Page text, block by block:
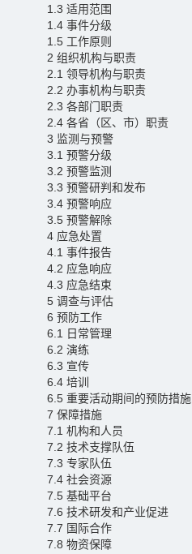
1.3 适用范围
1.4 事件分级
1.5 工作原则
2 组织机构与职责
2.1 领导机构与职责
2.2 办事机构与职责
2.3 各部门职责
2.4 各省（区、市）职责
3 监测与预警
3.1 预警分级
3.2 预警监测
3.3 预警研判和发布
3.4 预警响应
3.5 预警解除
4 应急处置
4.1 事件报告
4.2 应急响应
4.3 应急结束
5 调查与评估
6 预防工作
6.1 日常管理
6.2 演练
6.3 宣传
6.4 培训
6.5 重要活动期间的预防措施
7 保障措施
7.1 机构和人员
7.2 技术支撑队伍
7.3 专家队伍
7.4 社会资源
7.5 基础平台
7.6 技术研发和产业促进
7.7 国际合作
7.8 物资保障